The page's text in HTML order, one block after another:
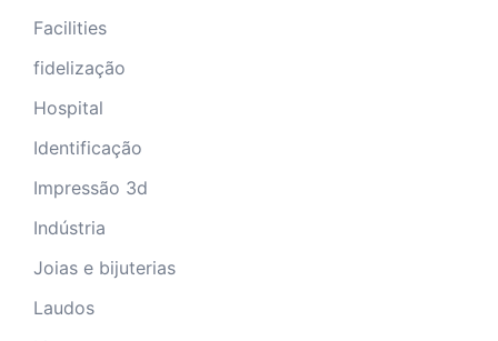
Facilities
fidelização
Hospital
Identificação
Impressão 3d
Indústria
Joias e bijuterias
Laudos